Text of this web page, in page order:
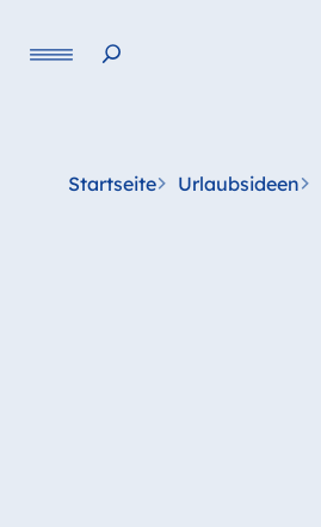
Startseite Urlaubsideen